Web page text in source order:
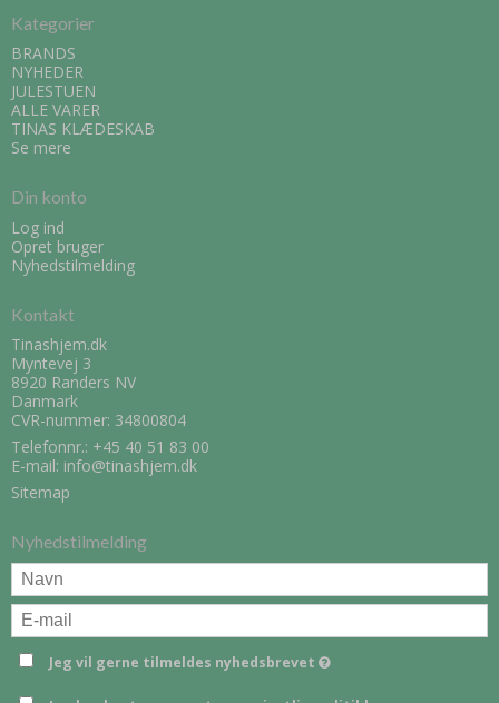
Kategorier
BRANDS
NYHEDER
JULESTUEN
ALLE VARER
TINAS KLÆDESKAB
Se mere
Din konto
Log ind
Opret bruger
Nyhedstilmelding
Kontakt
Tinashjem.dk
Myntevej 3
8920 Randers NV
Danmark
CVR-nummer: 34800804
Telefonnr.: +45 40 51 83 00
E-mail: info@tinashjem.dk
Sitemap
Nyhedstilmelding
Jeg vil gerne tilmeldes nyhedsbrevet